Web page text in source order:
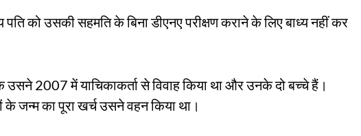
पति को उसकी सहमति के बिना डीएनए परीक्षण कराने के लिए बाध्य नहीं कर
उसने 2007 में याचिकाकर्ता से विवाह किया था और उनके दो बच्चे हैं।
के जन्म का पूरा खर्च उसने वहन किया था।